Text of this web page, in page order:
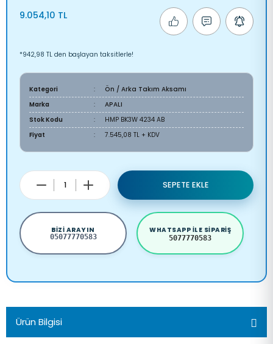
9.054,10 TL
*942,98 TL den başlayan taksitlerle!
Kategori
Ön / Arka Takım Aksamı
Marka
APALI
Stok Kodu
HMP BK3W 4234 AB
Fiyat
7.545,08 TL + KDV
SEPETE EKLE
BIZI ARAYIN
05077770583
WHATSAPP ILE SIPARIŞ
5077770583
Ürün Bilgisi